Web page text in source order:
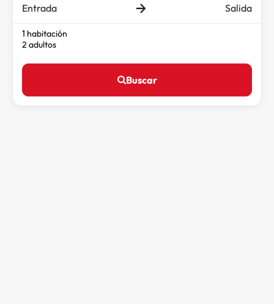
Entrada Salida
1 habitación
2 adultos
Buscar